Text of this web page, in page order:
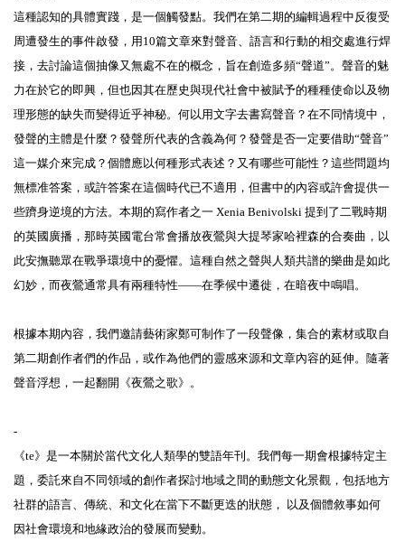
這種認知的具體實踐，是一個觸發點。我們在第二期的編輯過程中反復受
周遭發生的事件啟發，用10篇文章來對聲音、語言和行動的相交處進行焊
接，去討論這個抽像又無處不在的概念，旨在創造多頻“聲道”。聲音的魅
力在於它的即興，但也因其在歷史與現代社會中被賦予的種種使命以及物
理形態的缺失而變得近乎神秘。何以用文字去書寫聲音？在不同情境中，
發聲的主體是什麼？發聲所代表的含義為何？發聲是否一定要借助“聲音”
這一媒介來完成？個體應以何種形式表述？又有哪些可能性？這些問題均
無標准答案，或許答案在這個時代已不適用，但書中的內容或許會提供一
些躋身逆境的方法。本期的寫作者之一 Xenia Benivolski 提到了二戰時期
的英國廣播，那時英國電台常會播放夜鶯與大提琴家哈裡森的合奏曲，以
此安撫聽眾在戰爭環境中的憂懼。這種自然之聲與人類共譜的樂曲是如此
幻妙，而夜鶯通常具有兩種特性——在季候中遷徙，在暗夜中鳴唱。
根據本期內容，我們邀請藝術家鄭可制作了一段聲像，集合的素材或取自
第二期創作者們的作品，或作為他們的靈感來源和文章內容的延伸。隨著
聲音浮想，一起翻開《夜鶯之歌》。
-
《te》是一本關於當代文化人類學的雙語年刊。我們每一期會根據特定主
題，委託來自不同領域的創作者探討地域之間的動態文化景觀，包括地方
社群的語言、傳統、和文化在當下不斷更迭的狀態， 以及個體敘事如何
因社會環境和地緣政治的發展而變動。